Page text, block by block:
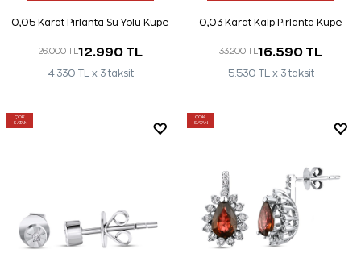
0,05 Karat Pırlanta Su Yolu Küpe
26.000 TL 12.990 TL
4.330 TL x 3 taksit
0,03 Karat Kalp Pırlanta Küpe
33.200 TL 16.590 TL
5.530 TL x 3 taksit
ÇOK
SATAN
ÇOK
SATAN